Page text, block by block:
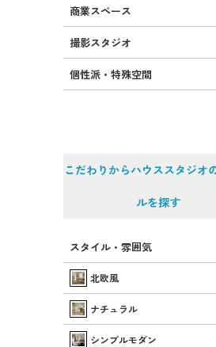
商業スペース
撮影スタジオ
個性派・特殊空間
こだわりからハウススタジオ
ルを探す
スタイル・雰囲気
北欧風
ナチュラル
シンプルモダン